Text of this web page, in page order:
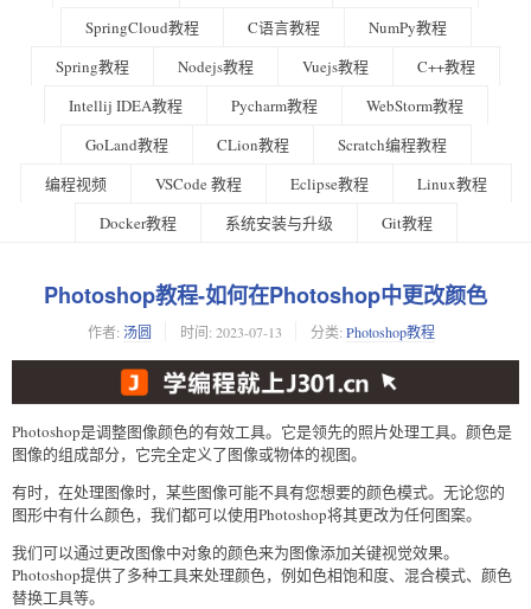
SpringCloud教程
C语言教程
NumPy教程
Spring教程
Nodejs教程 Vuejs教程
C++教程
Intellij IDEA教程
Pycharm教程
WebStorm教程
GoLand教程
CLion教程
Scratch编程教程
编程视频
VSCode 教程 Eclipse教程
Linux教程
Docker教程
系统安装与升级 Git教程
Photoshop教程-如何在Photoshop中更改颜色
作者: 汤圆 时间: 2023-07-13 分类: Photoshop教程
Photoshop是调整图像颜色的有效工具。它是领先的照片处理工具。颜色是
图像的组成部分，它完全定义了图像或物体的视图。
有时，在处理图像时，某些图像可能不具有您想要的颜色模式。无论您的
图形中有什么颜色，我们都可以使用Photoshop将其更改为任何图案。
我们可以通过更改图像中对象的颜色来为图像添加关键视觉效果。
Photoshop提供了多种工具来处理颜色，例如色相饱和度、混合模式、颜色
替换工具等。